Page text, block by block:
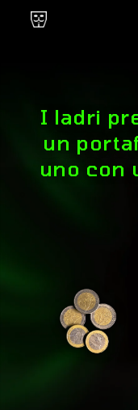
direttamente
ai contenuti
I ladri
un
uno con